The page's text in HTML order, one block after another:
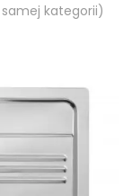
kategorii)